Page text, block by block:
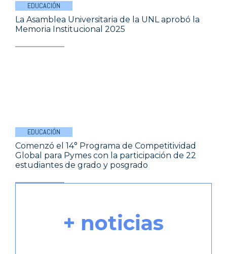
EDUCACIÓN
La Asamblea Universitaria de la UNL aprobó la
Memoria Institucional 2025
EDUCACIÓN
Comenzó el 14° Programa de Competitividad
Global para Pymes con la participación de 22
estudiantes de grado y posgrado
+ noticias